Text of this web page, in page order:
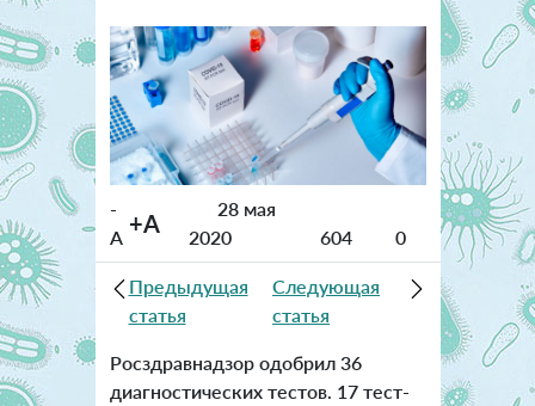
-
A +A
28 мая
2020
604 0
Предыдущая
статья
Следующая
статья
Росздравнадзор одобрил 36
диагностических тестов. 17 тест-